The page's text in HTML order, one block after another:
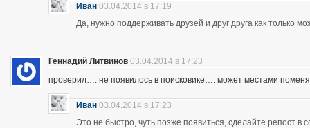
Иван 03.04.2014 в 17:19
Да, нужно поддерживать друзей и друг друга как только
Геннадий Литвинов 03.04.2014 в 17:23
проверил…. не появилось в поисковике…. может местами
Иван 03.04.2014 в 17:23
Это не быстро, чуть позже появиться, сделайте репост в